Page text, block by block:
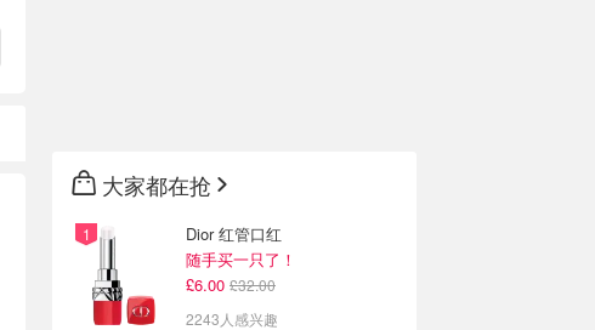
大家都在抢
Dior 红管口红
随手买一只了！
£6.00 £32.00
2243人感兴趣